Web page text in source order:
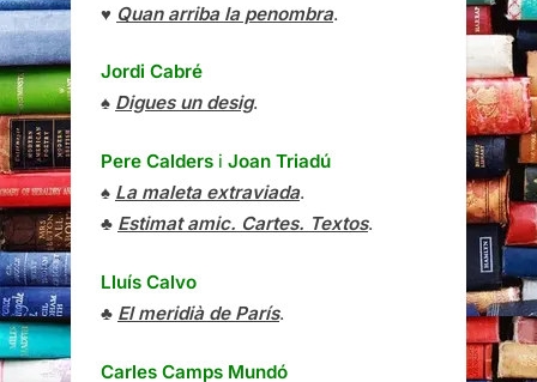
♥ Quan arriba la penombra.
Jordi Cabré
♠ Digues un desig.
Pere Calders i Joan Triadú
♠ La maleta extraviada.
♣ Estimat amic. Cartes. Textos.
Lluís Calvo
♣ El meridià de París.
Carles Camps Mundó